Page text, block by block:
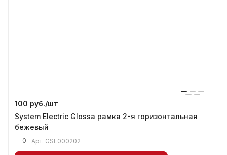
100 руб./шт
System Electric Glossa рамка 2-я горизонтальная
бежевый
0 Арт. GSL000202